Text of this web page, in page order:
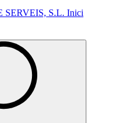
Inici